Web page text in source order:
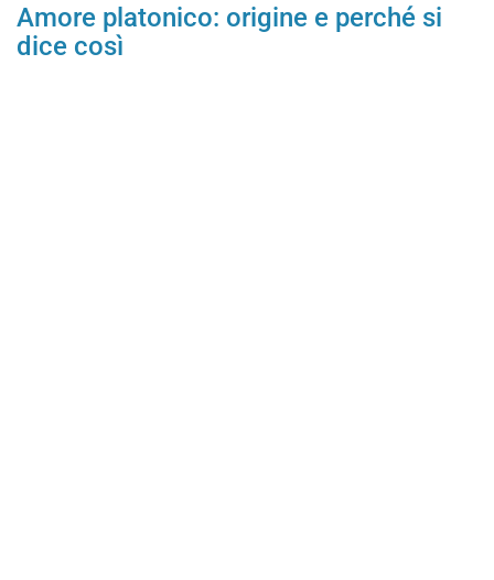
Amore platonico: origine e perché si
dice così